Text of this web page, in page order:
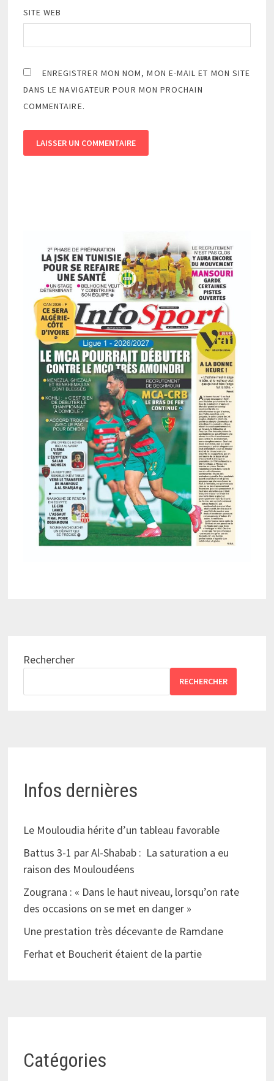
SITE WEB
ENREGISTRER MON NOM, MON E-MAIL ET MON SITE
DANS LE NAVIGATEUR POUR MON PROCHAIN
COMMENTAIRE.
Rechercher
RECHERCHER
Infos dernières
Le Mouloudia hérite d’un tableau favorable
Battus 3-1 par Al-Shabab : La saturation a eu
raison des Mouloudéens
Zougrana : « Dans le haut niveau, lorsqu’on rate
des occasions on se met en danger »
Une prestation très décevante de Ramdane
Ferhat et Boucherit étaient de la partie
Catégories